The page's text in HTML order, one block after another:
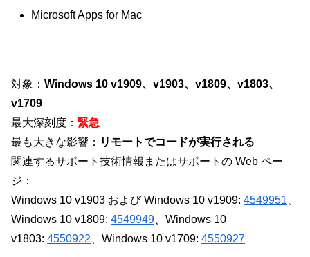
Microsoft Apps for Mac
対象： Windows 10 v1909、v1903、v1809、v1803、
v1709
最大深刻度： 緊急
最も大きな影響： リモートでコードが実行される
関連するサポート技術情報またはサポートの Web ペー
ジ：
Windows 10 v1903 および Windows 10 v1909: 4549951
Windows 10 v1809: 4549949 、Windows 10
v1803: 4550922 、Windows 10 v1709: 4550927